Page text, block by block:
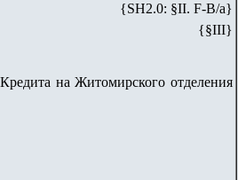
{SH2.0: §II. F-B/а}
{§III}
на Житомирского отделения